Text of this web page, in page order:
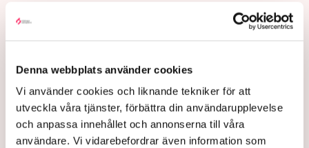
Denna webbplats använder cookies
Vi använder cookies och liknande tekniker för att
utveckla våra tjänster, förbättra din användarupplevelse
och anpassa innehållet och annonserna till våra
användare. Vi vidarebefordrar även information som
konkurrenskraften för given”, säger Svenskt
Näringslivs chefsekonom Sven-Olov Daunfeldt.
3 months ago | Av: Stina Bengtsson